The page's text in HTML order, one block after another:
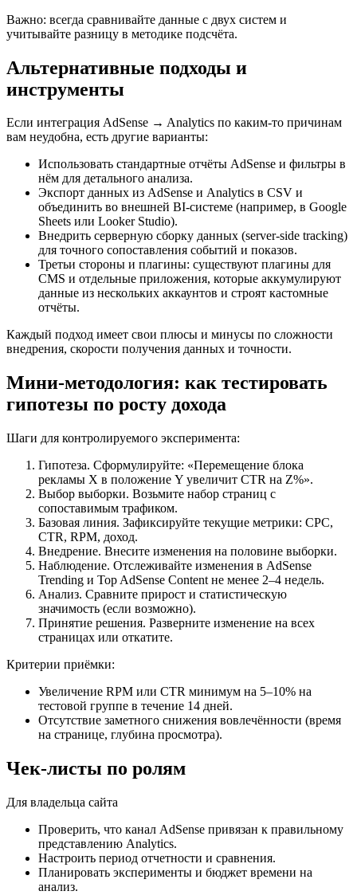
Важно: всегда сравнивайте данные с двух систем и
учитывайте разницу в методике подсчёта.
Альтернативные подходы и
инструменты
Если интеграция AdSense → Analytics по каким-то причинам
вам неудобна, есть другие варианты:
Использовать стандартные отчёты AdSense и фильтры в
нём для детального анализа.
Экспорт данных из AdSense и Analytics в CSV и
объединить во внешней BI-системе (например, в Google
Sheets или Looker Studio).
Внедрить серверную сборку данных (server-side tracking)
для точного сопоставления событий и показов.
Третьи стороны и плагины: существуют плагины для
CMS и отдельные приложения, которые аккумулируют
данные из нескольких аккаунтов и строят кастомные
отчёты.
Каждый подход имеет свои плюсы и минусы по сложности
внедрения, скорости получения данных и точности.
Мини-методология: как тестировать
гипотезы по росту дохода
Шаги для контролируемого эксперимента:
Гипотеза. Сформулируйте: «Перемещение блока
рекламы X в положение Y увеличит CTR на Z%».
Выбор выборки. Возьмите набор страниц с
сопоставимым трафиком.
Базовая линия. Зафиксируйте текущие метрики: CPC,
CTR, RPM, доход.
Внедрение. Внесите изменения на половине выборки.
Наблюдение. Отслеживайте изменения в AdSense
Trending и Top AdSense Content не менее 2–4 недель.
Анализ. Сравните прирост и статистическую
значимость (если возможно).
Принятие решения. Разверните изменение на всех
страницах или откатите.
Критерии приёмки:
Увеличение RPM или CTR минимум на 5–10% на
тестовой группе в течение 14 дней.
Отсутствие заметного снижения вовлечённости (время
на странице, глубина просмотра).
Чек-листы по ролям
Для владельца сайта
Проверить, что канал AdSense привязан к правильному
представлению Analytics.
Настроить период отчетности и сравнения.
Планировать эксперименты и бюджет времени на
анализ.